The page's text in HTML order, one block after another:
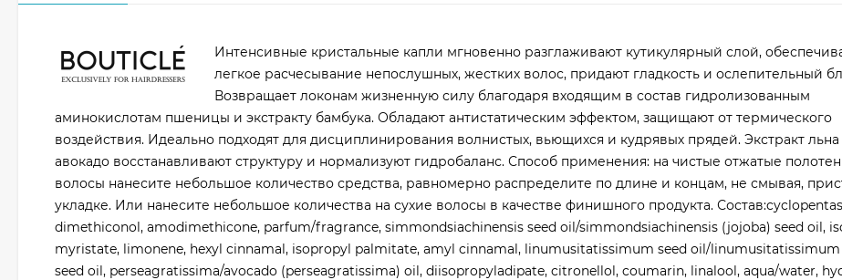
Интенсивные кристальные капли мгновенно разглаживают кутикулярный слой,
легкое расчесывание непослушных, жестких волос, придают гладкость и ослепительный
Возвращает локонам жизненную силу благодаря входящим в состав гидролизованным
аминокислотам пшеницы и экстракту бамбука. Обладают антистатическим эффектом, защищают от термического
воздействия. Идеально подходят для дисциплинирования волнистых, вьющихся и кудрявых прядей. Экстракт
авокадо восстанавливают структуру и нормализуют гидробаланс. Способ применения: на чистые отжатые
волосы нанесите небольшое количество средства, равномерно распределите по длине и концам, не смывая,
укладке. Или нанесите небольшое количества на сухие волосы в качестве финишного продукта.
dimethiconol, amodimethicone, parfum/fragrance, simmondsiachinensis seed oil/simmondsiachinensis (jojoba) seed oil,
myristate, limonene, hexyl cinnamal, isopropyl palmitate, amyl cinnamal, linumusitatissimum seed oil/linumusitatissimum
seed oil, perseagratissima/avocado (perseagratissima) oil, diisopropyladipate, citronellol, coumarin, linalool, aqua/water,